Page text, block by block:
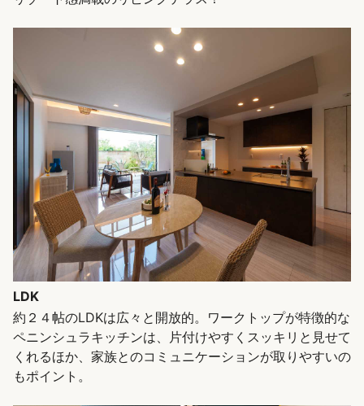
LDK
約２４帖のLDKは広々と開放的。ワークトップが特徴的な
ペニンシュラキッチンは、片付けやすくスッキリと見せて
くれるほか、家族とのコミュニケーションが取りやすいの
もポイント。